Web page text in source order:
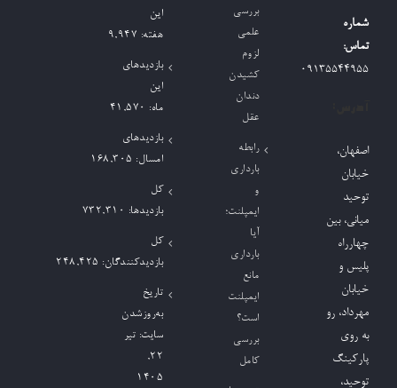
شماره
تماس:
09135544955
اصفهان،
خیابان
توحید
میانی، بین
چهارراه
پلیس و
خیابان
مهرداد، رو
به روی
پارکینگ
توحید،
بررسی
علمی
لزوم
کشیدن
دندان
عقل
رابطه
بارداری
و
ایمپلنت؛
آیا
بارداری
مانع
ایمپلنت
است؟
بررسی
کامل
این
هفته: 9,947
بازدیدهای
این
ماه: 41,570
بازدیدهای
امسال: 168,305
کل
بازدیدها: 732,310
کل
بازدیدکنند‌گان: 248,425
تاریخ
به‌روزشدن
سایت: تیر
۲۲,
۱۴۰۵